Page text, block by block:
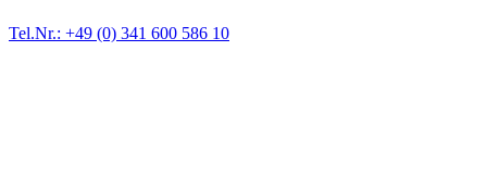
Tel.Nr.: +49 (0) 341 600 586 10